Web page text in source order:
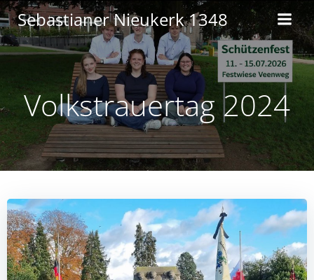
Inhalt
springen
Sebastianer Nieukerk 1348
Volkstrauertag 2024